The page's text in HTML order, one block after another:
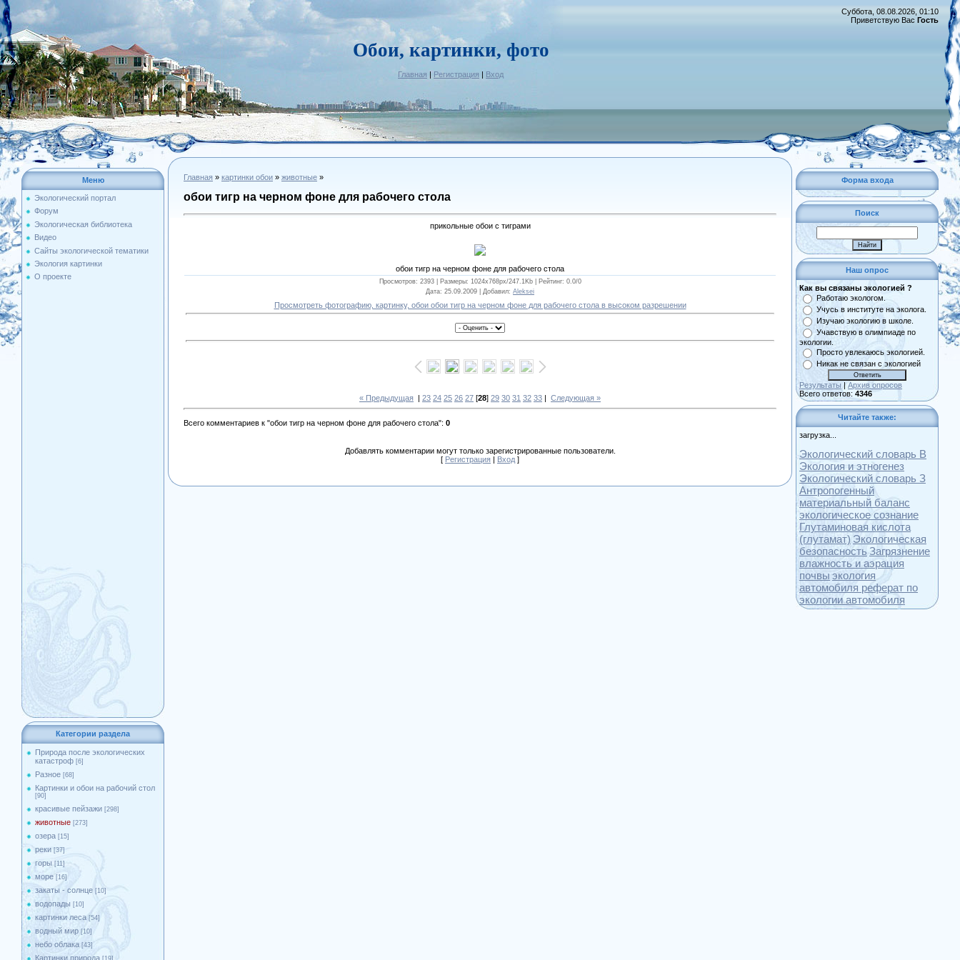
Обои, картинки, фото
Главная | Регистрация | Вход
Суббота, 08.08.2026, 01:10
Приветствую Вас Гость
Меню
Экологический портал
Форум
Экологическая библиотека
Видео
Сайты экологической тематики
Экология картинки
О проекте
Категории раздела
Природа после экологических
катастроф [6]
Разное [68]
Картинки и обои на рабочий стол
[90]
красивые пейзажи [298]
животные [273]
озера [15]
реки [37]
горы [11]
море [16]
закаты - солнце [10]
водопады [10]
картинки леса [54]
водный мир [10]
небо облака [43]
Картинки природа [19]
Главная » картинки обои » животные »
обои тигр на черном фоне для рабочего стола
прикольные обои с тиграми
обои тигр на черном фоне для рабочего стола
Просмотров: 2393 | Размеры: 1024x768px/247.1Kb | Рейтинг: 0.0/0
Дата: 25.09.2009 | Добавил: Aleksei
Просмотреть фотографию, картинку, обои обои тигр на черном фоне для рабочего стола в высоком разрешении
« Предыдущая | 23 24 25 26 27 [28] 29 30 31 32 33 | Следующая »
Всего комментариев к "обои тигр на черном фоне для рабочего стола": 0
Добавлять комментарии могут только зарегистрированные пользователи.
[ Регистрация | Вход ]
Форма входа
Поиск
Наш опрос
Как вы связаны экологией ?
Работаю экологом.
Учусь в институте на эколога.
Изучаю экологию в школе.
Учавствую в олимпиаде по
экологии.
Просто увлекаюсь экологией.
Никак не связан с экологией
Результаты | Архив опросов
Всего ответов: 4346
Читайте также:
загрузка...
Экологический словарь В
Экология и этногенез
Экологический словарь З
Антропогенный
материальный баланс
экологическое сознание
Глутаминовая кислота
(глутамат) Экологическая
безопасность Загрязнение
влажность и аэрация
почвы экология
автомобиля реферат по
экологии автомобиля